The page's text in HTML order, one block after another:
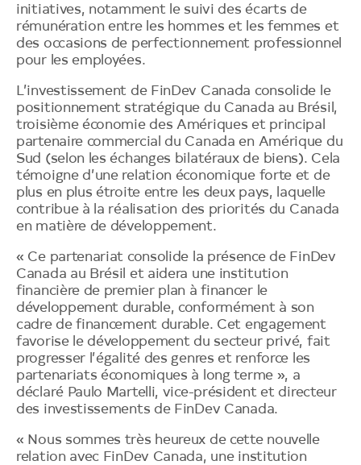
initiatives, notamment le suivi des écarts de
rémunération entre les hommes et les femmes et
des occasions de perfectionnement professionnel
pour les employées.
L’investissement de FinDev Canada consolide le
positionnement stratégique du Canada au Brésil,
troisième économie des Amériques et principal
partenaire commercial du Canada en Amérique du
Sud (selon les échanges bilatéraux de biens). Cela
témoigne d’une relation économique forte et de
plus en plus étroite entre les deux pays, laquelle
contribue à la réalisation des priorités du Canada
en matière de développement.
« Ce partenariat consolide la présence de FinDev
Canada au Brésil et aidera une institution
financière de premier plan à financer le
développement durable, conformément à son
cadre de financement durable. Cet engagement
favorise le développement du secteur privé, fait
progresser l’égalité des genres et renforce les
partenariats économiques à long terme », a
déclaré Paulo Martelli, vice-président et directeur
des investissements de FinDev Canada.
« Nous sommes très heureux de cette nouvelle
relation avec FinDev Canada, une institution